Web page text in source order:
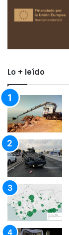
Lo + leído